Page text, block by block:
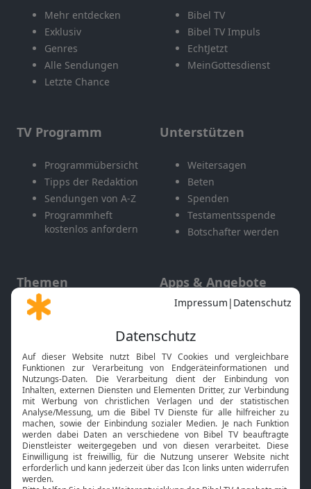
Mehr entdecken
Exklusiv
Genres
Alle Sendungen
Letzte Chance
Bibel TV
Bibel TV Impuls
EchtJetzt
MeinGottesdienst
TV Programm
Programmübersicht
Tipps der Redaktion
Sendungen von A-Z
Programmheft
kostenlos anfordern
Unterstützen
Weitersagen
Beten
Spenden
Testamentsspende
Botschafter werden
Themen
Gott und Bibel erklärt
Neuigkeiten
Apps & Angebote
Mobile App
Smart TV
HbbTV
Bibelthek Online-Bibel
Nächster Gottesdienst
Bibel TV Service